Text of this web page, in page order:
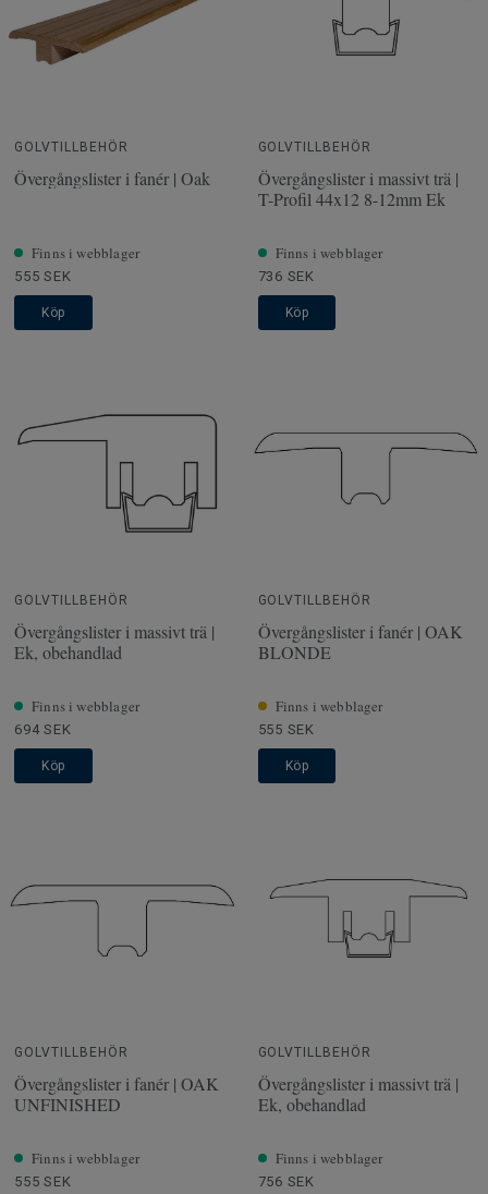
GOLVTILLBEHÖR
Övergångslister i fanér | Oak
Finns i webblager
555 SEK
Köp
GOLVTILLBEHÖR
Övergångslister i massivt trä |
T-Profil 44x12 8-12mm Ek
Finns i webblager
736 SEK
Köp
GOLVTILLBEHÖR
Övergångslister i massivt trä |
Ek, obehandlad
Finns i webblager
694 SEK
Köp
GOLVTILLBEHÖR
Övergångslister i fanér | OAK
BLONDE
Finns i webblager
555 SEK
Köp
GOLVTILLBEHÖR
Övergångslister i fanér | OAK
UNFINISHED
Finns i webblager
555 SEK
GOLVTILLBEHÖR
Övergångslister i massivt trä |
Ek, obehandlad
Finns i webblager
756 SEK